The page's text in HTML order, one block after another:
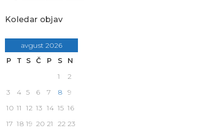
Koledar objav
avgust 2026
P
T S Č P S
N
1
2
3
4 5 6 7 8
9
10 11 12 13 14 15 16
17 18 19 20 21 22 23